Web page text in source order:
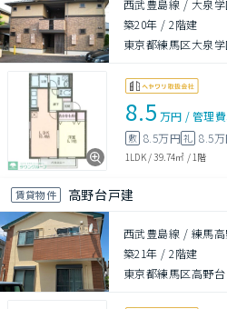
西武豊島線 / 大泉
築20年 /2階建
東京都練馬区大泉
8.5 万円 /管理費
敷 8.5万円礼 8.5
1LDK/39.74㎡ /1階
賃貸物件 高野台戸建
西武豊島線 / 練馬
築21年 /2階建
東京都練馬区高野